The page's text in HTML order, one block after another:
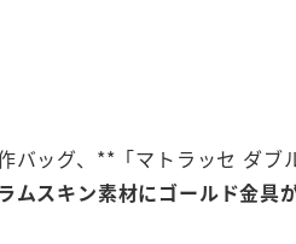
バッグ、**「マトラッセ ダ
ムスキン素材にゴールド金具